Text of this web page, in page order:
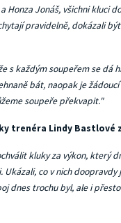
Honza Jonáš, všichni kluci
pravidelně, dokázali
s každým soupeřem se dá
bát, naopak je
soupeře překvapit."
trenéra Lindy Bastlové
kluky za výkon, který
co v nich doopravdy
dnes trochu byl, ale i